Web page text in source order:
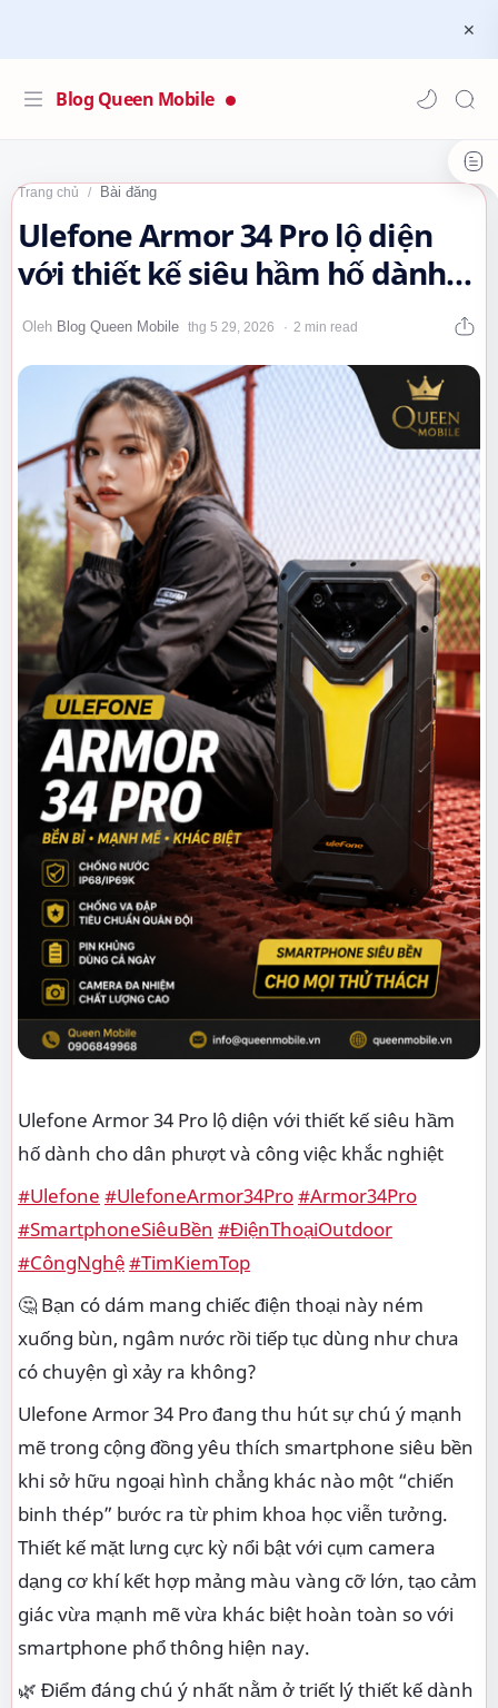
Blog Queen Mobile
Trang chủ Bài đăng
Ulefone Armor 34 Pro lộ diện
với thiết kế siêu hầm hố dành
cho dân phượt và công việc
khắc…
2 min read
Ulefone Armor 34 Pro lộ diện với thiết kế siêu hầm
hố dành cho dân phượt và công việc khắc nghiệt
#Ulefone #UlefoneArmor34Pro#Armor34Pro
#SmartphoneSiêuBền #ĐiệnThoạiOutdoor
#CôngNghệ#TimKiemTop
🤔 Bạn có dám mang chiếc điện thoại này ném
xuống bùn, ngâm nước rồi tiếp tục dùng như chưa
có chuyện gì xảy ra không?
Ulefone Armor 34 Pro đang thu hút sự chú ý mạnh
mẽ trong cộng đồng yêu thích smartphone siêu bền
khi sở hữu ngoại hình chẳng khác nào một “chiến
binh thép” bước ra từ phim khoa học viễn tưởng.
Thiết kế mặt lưng cực kỳ nổi bật với cụm camera
dạng cơ khí kết hợp mảng màu vàng cỡ lớn, tạo cảm
giác vừa mạnh mẽ vừa khác biệt hoàn toàn so với
smartphone phổ thông hiện nay.
🌿 Điểm đáng chú ý nhất nằm ở triết lý thiết kế dành